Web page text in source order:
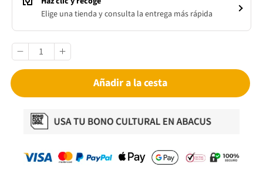
Elige una tienda y consulta la entrega más rápida
Añadir a la cesta